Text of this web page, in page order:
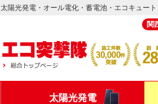
太陽光発電・オール電化・蓄電池・エコキュー
関
太陽光発電